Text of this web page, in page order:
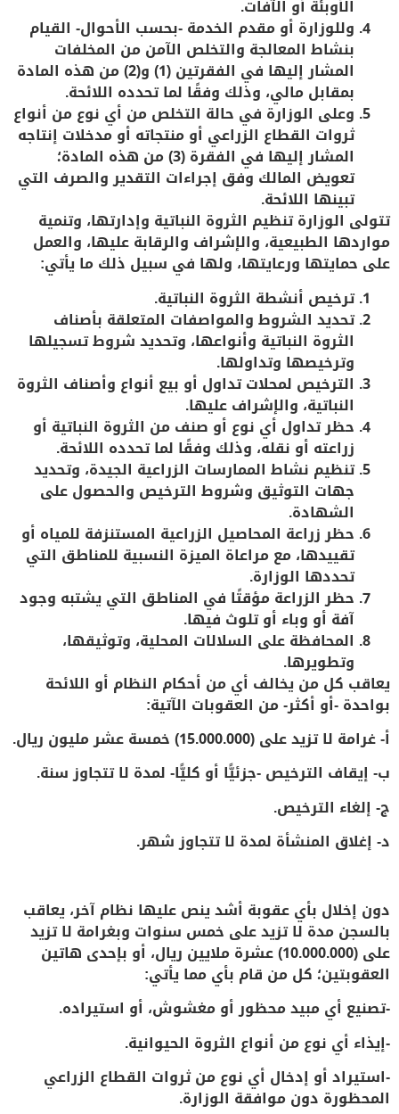
الأوبئة أو الآفات.
وللوزارة أو مقدم الخدمة -بحسب الأحوال- القيام
بنشاط المعالجة والتخلص الآمن من المخلفات
المشار إليها في الفقرتين (1) و(2) من هذه المادة
بمقابل مالي، وذلك وفقًا لما تحدده اللائحة.
وعلى الوزارة في حالة التخلص من أي نوع من أنواع
ثروات القطاع الزراعي أو منتجاته أو مدخلات إنتاجه
المشار إليها في الفقرة (3) من هذه المادة؛
تعويض المالك وفق إجراءات التقدير والصرف التي
تبينها اللائحة.
تتولى الوزارة تنظيم الثروة النباتية وإدارتها، وتنمية
مواردها الطبيعية، والإشراف والرقابة عليها، والعمل
على حمايتها ورعايتها، ولها في سبيل ذلك ما يأتي:
ترخيص أنشطة الثروة النباتية.
تحديد الشروط والمواصفات المتعلقة بأصناف
الثروة النباتية وأنواعها، وتحديد شروط تسجيلها
وترخيصها وتداولها.
الترخيص لمحلات تداول أو بيع أنواع وأصناف الثروة
النباتية، والإشراف عليها.
حظر تداول أي نوع أو صنف من الثروة النباتية أو
زراعته أو نقله، وذلك وفقًا لما تحدده اللائحة.
تنظيم نشاط الممارسات الزراعية الجيدة، وتحديد
جهات التوثيق وشروط الترخيص والحصول على
الشهادة.
حظر زراعة المحاصيل الزراعية المستنزفة للمياه أو
تقييدها، مع مراعاة الميزة النسبية للمناطق التي
تحددها الوزارة.
حظر الزراعة مؤقتًا في المناطق التي يشتبه وجود
آفة أو وباء أو تلوث فيها.
المحافظة على السلالات المحلية، وتوثيقها،
وتطويرها.
يعاقب كل من يخالف أي من أحكام النظام أو اللائحة
بواحدة -أو أكثر- من العقوبات الآتية:
أ- غرامة لا تزيد على (15.000.000) خمسة عشر مليون ريال.
ب- إيقاف الترخيص -جزئيًّا أو كليًّا- لمدة لا تتجاوز سنة.
ج- إلغاء الترخيص.
د- إغلاق المنشأة لمدة لا تتجاوز شهر.
دون إخلال بأي عقوبة أشد ينص عليها نظام آخر، يعاقب
بالسجن مدة لا تزيد على خمس سنوات وبغرامة لا تزيد
على (10.000.000) عشرة ملايين ريال، أو بإحدى هاتين
العقوبتين؛ كل من قام بأي مما يأتي:
-تصنيع أي مبيد محظور أو مغشوش، أو استيراده.
-إيذاء أي نوع من أنواع الثروة الحيوانية.
-استيراد أو إدخال أي نوع من ثروات القطاع الزراعي
المحظورة دون موافقة الوزارة.